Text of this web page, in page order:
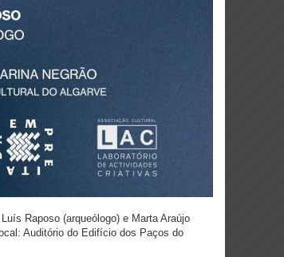
Raposo (arqueólogo) e Marta Araújo
Auditório do Edifício dos Paços do